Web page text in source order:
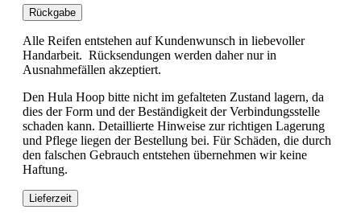
Rückgabe
Alle Reifen entstehen auf Kundenwunsch in liebevoller
Handarbeit. Rücksendungen werden daher nur in
Ausnahmefällen akzeptiert.
Den Hula Hoop bitte nicht im gefalteten Zustand lagern, da
dies der Form und der Beständigkeit der Verbindungsstelle
schaden kann. Detaillierte Hinweise zur richtigen Lagerung
und Pflege liegen der Bestellung bei. Für Schäden, die durch
den falschen Gebrauch entstehen übernehmen wir keine
Haftung.
Lieferzeit